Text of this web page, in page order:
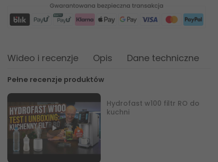
Wideo i recenzje Opis Dane techniczne
Pełne recenzje produktów
Hydrofast w100 filtr RO do
kuchni